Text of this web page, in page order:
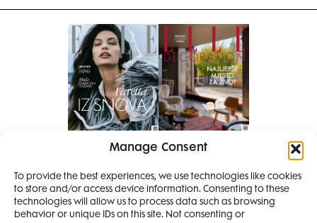
Manage Consent
To provide the best experiences, we use technologies like cookies
to store and/or access device information. Consenting to these
technologies will allow us to process data such as browsing
behavior or unique IDs on this site. Not consenting or
Pretplati se na časopis
PRETPLATITE SE